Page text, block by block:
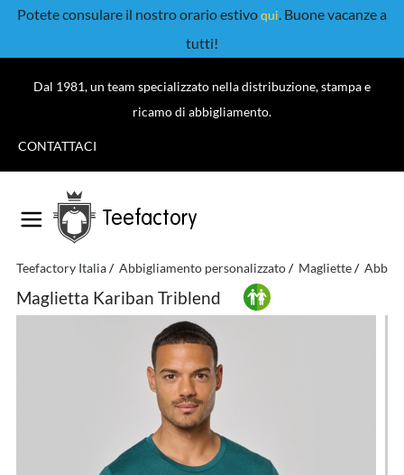
Potete consulare il nostro orario estivoqui. Buone vacanze a
tutti!
Dal 1981, un team specializzato nella distribuzione, stampa e
ricamo di abbigliamento.
CONTATTACI
Teefactory
Teefactory Italia Abbigliamento personalizzato Magliette
Maglietta Kariban Triblend